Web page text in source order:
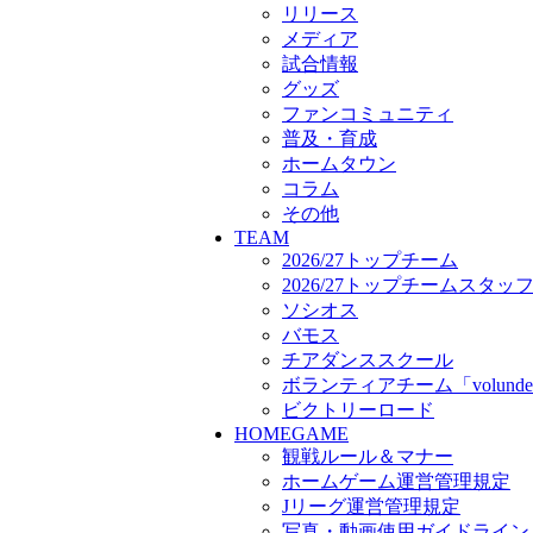
ボランティアチーム「
ビクトリーロード
HOMEGAME
観戦ルール＆マナー
ホームゲーム運営管理規定
Jリーグ運営管理規定
写真・動画使用ガイドライン
ロートフィールド奈良
SCHEDULE
2026/27
練習見学時のファンサービス
TICKET
奈良クラブ明治安田J3リーグ
奈良クラブ明治安田Ｊ3リー
観戦ルール＆マナー
FANCOMMUNITY
2026/27ファンコミュニティ
サポートショップ
GOODS
オフィシャルストア（実店舗
オンラインストア
ACADEMY
リリース
メディア
試合情報
グッズ
ファンコミュニティ
普及・育成
ホームタウン
コラム
その他
TEAM
2026/27トップチーム
2026/27トップチームスタッフ
ソシオス
バモス
チアダンススクール
ボランティアチーム「
ビクトリーロード
HOMEGAME
観戦ルール＆マナー
ホームゲーム運営管理規定
Jリーグ運営管理規定